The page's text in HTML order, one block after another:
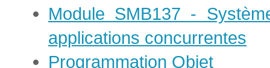
Module SMB137 -
applications concurrentes
Programmation Objet